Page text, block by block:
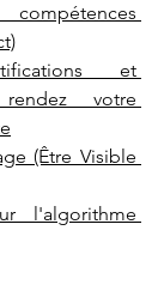
et
votre
(Être Visible
l'algorithme